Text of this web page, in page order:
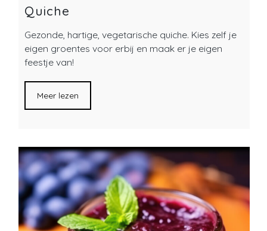
Quiche
Gezonde, hartige, vegetarische quiche. Kies zelf je
eigen groentes voor erbij en maak er je eigen
feestje van!
Meer lezen